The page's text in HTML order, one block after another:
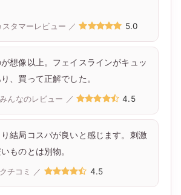
スタマーレビュー ／ 5.0
想像以上。フェイスラインがキュッ
、買って正解でした。
んなのレビュー ／ 4.5
結局コスパが良いと感じます。刺激
ものとは別物。
チコミ ／ 4.5